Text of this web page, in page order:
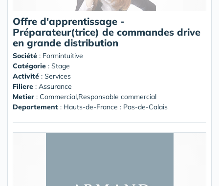
Offre d'apprentissage -
Préparateur(trice) de commandes drive
en grande distribution
Société : Formintuitive
Catégorie : Stage
Activité : Services
Filiere : Assurance
Metier : Commercial,Responsable commercial
Departement : Hauts-de-France : Pas-de-Calais